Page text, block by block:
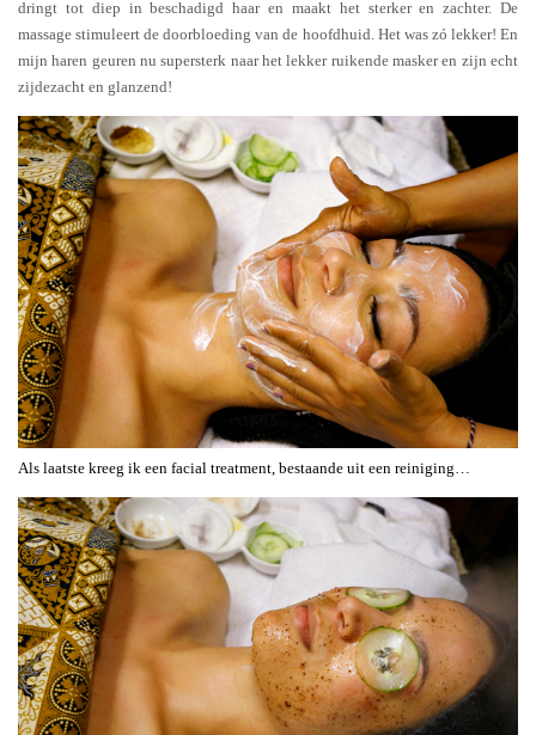
dringt tot diep in beschadigd haar en maakt het sterker en zachter. De
massage stimuleert de doorbloeding van de hoofdhuid. Het was zó lekker! En
mijn haren geuren nu supersterk naar het lekker ruikende masker en zijn echt
zijdezacht en glanzend!
Als laatste kreeg ik een facial treatment, bestaande uit een reiniging…